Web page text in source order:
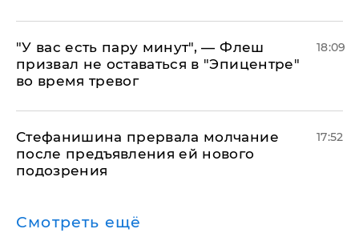
​"У вас есть пару минут", — Флеш
призвал не оставаться в "Эпицентре"
во время тревог
18:09
Стефанишина прервала молчание
после предъявления ей нового
подозрения
17:52
Смотреть ещё